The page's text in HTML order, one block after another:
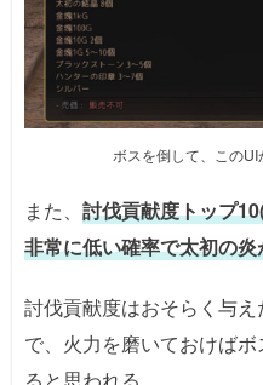
ボスを倒して、この
また、 討伐貢献度トップ
非常に低い確率で太初の
討伐貢献度はおそらく与
で、火力を磨いておけば